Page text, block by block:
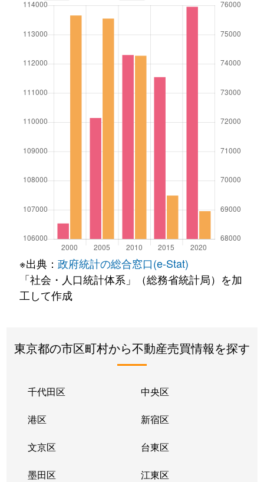
※出典： 政府統計の総合窓口(e-Stat)
「社会・人口統計体系」（総務省統計局）を加
工して作成
東京都の市区町村から不動産売買情報を探す
千代田区 中央区
港区 新宿区
文京区 台東区
墨田区 江東区